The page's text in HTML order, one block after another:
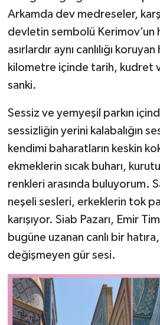
Arkamda dev medreseler,
devletin sembolü Kerimov’un
asırlardır aynı canlılığı
kilometre içinde tarih, kudret
sanki.
Sessiz ve yemyeşil parkın
sessizliğin yerini kalabalığın
kendimi baharatların keskin
ekmeklerin sıcak buharı,
renkleri arasında buluyorum.
neşeli sesleri, erkeklerin tok
karışıyor. Siab Pazarı, Emir
bugüne uzanan canlı bir hatıra,
değişmeyen gür sesi.